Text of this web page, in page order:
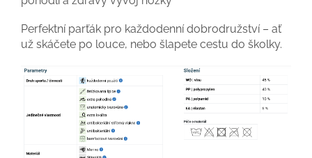
Perfektní parťák pro každodenní dobrodružství – ať
už skáčete po louce, nebo šlapete cestu do školky.